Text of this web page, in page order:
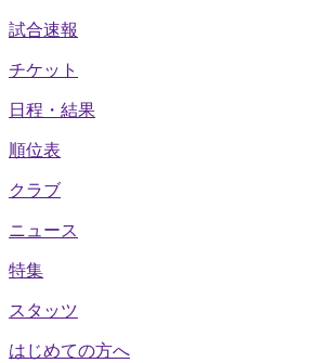
試合速報
チケット
日程・結果
順位表
クラブ
ニュース
特集
スタッツ
はじめての方へ